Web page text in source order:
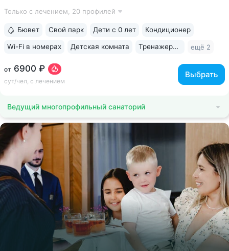
расположены лучшие смотровые площадки Кисловодска •
Только с лечением, 20 профилей
от 6900 ₽
сут/чел, с лечением
Выбрать
Бювет Свой парк Дети с 0 лет Кондиционер
Wi-Fi в номерах Детская комната Тренажерный зал ещё 2
Ведущий многопрофильный санаторий